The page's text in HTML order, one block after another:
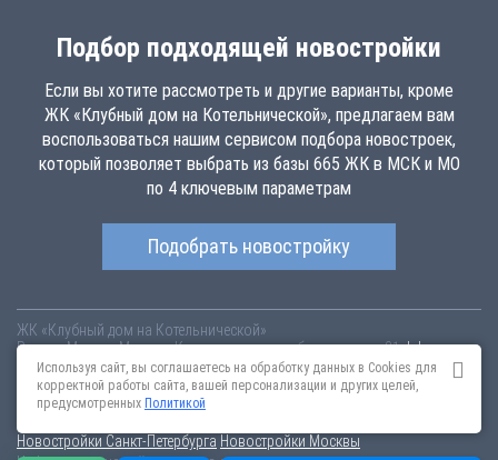
Подбор подходящей новостройки
Если вы хотите рассмотреть и другие варианты, кроме
ЖК «Клубный дом на Котельнической», предлагаем вам
воспользоваться нашим сервисом подбора новостроек,
который позволяет выбрать из базы 665 ЖК в МСК и МО
по 4 ключевым параметрам
Подобрать новостройку
ЖК «Клубный дом на Котельнической»
РоссияМоскваМосква, Котельническая набережная, вл.31 kd-na-
kotelnicheskoy.novopoisk.msk.ruКупить квартиру в новом жилом
комплексе «Клубный дом на Котельнической» от «Русский Монолит» в
Таганском районе. Квартиры различных планировок!
Новостройки Санкт-Петербурга Новостройки Москвы
Используя сайт, вы соглашаетесь на обработку данных в Cookies для
корректной работы сайта, вашей персонализации и других целей,
предусмотренных Политикой